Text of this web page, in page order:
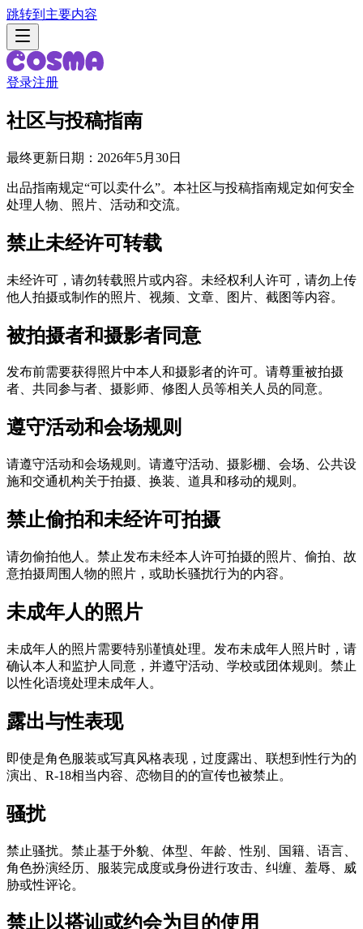
跳转到主要内容
登录注册
社区与投稿指南
最终更新日期：2026年5月30日
出品指南规定“可以卖什么”。本社区与投稿指南规定如何安全
处理人物、照片、活动和交流。
禁止未经许可转载
未经许可，请勿转载照片或内容。未经权利人许可，请勿上传
他人拍摄或制作的照片、视频、文章、图片、截图等内容。
被拍摄者和摄影者同意
发布前需要获得照片中本人和摄影者的许可。请尊重被拍摄
者、共同参与者、摄影师、修图人员等相关人员的同意。
遵守活动和会场规则
请遵守活动和会场规则。请遵守活动、摄影棚、会场、公共设
施和交通机构关于拍摄、换装、道具和移动的规则。
禁止偷拍和未经许可拍摄
请勿偷拍他人。禁止发布未经本人许可拍摄的照片、偷拍、故
意拍摄周围人物的照片，或助长骚扰行为的内容。
未成年人的照片
未成年人的照片需要特别谨慎处理。发布未成年人照片时，请
确认本人和监护人同意，并遵守活动、学校或团体规则。禁止
以性化语境处理未成年人。
露出与性表现
即使是角色服装或写真风格表现，过度露出、联想到性行为的
演出、R-18相当内容、恋物目的的宣传也被禁止。
骚扰
禁止骚扰。禁止基于外貌、体型、年龄、性别、国籍、语言、
角色扮演经历、服装完成度或身份进行攻击、纠缠、羞辱、威
胁或性评论。
禁止以搭讪或约会为目的使用